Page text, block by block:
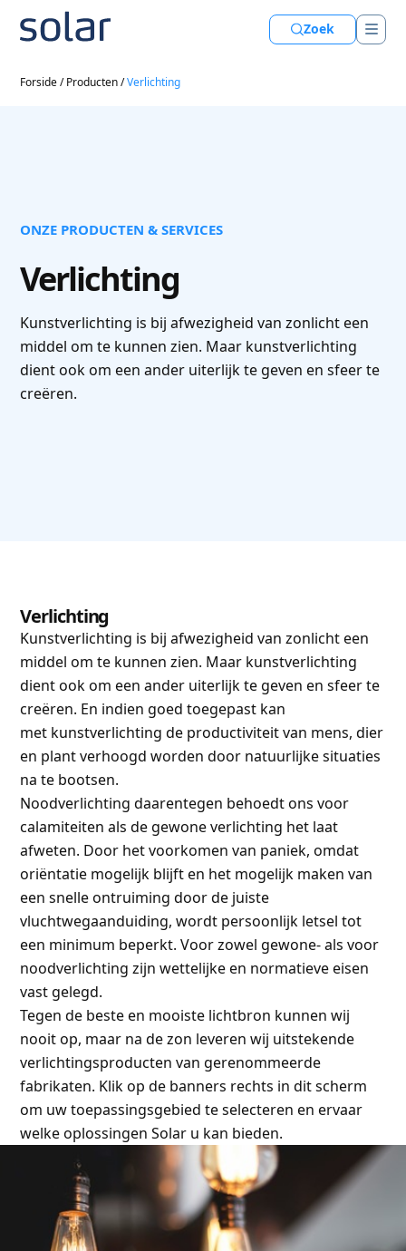
Zoek
Forside/Producten/Verlichting
ONZE PRODUCTEN & SERVICES
Verlichting
Kunstverlichting is bij afwezigheid van zonlicht een
middel om te kunnen zien. Maar kunstverlichting
dient ook om een ander uiterlijk te geven en sfeer te
creëren.
Verlichting
Kunstverlichting is bij afwezigheid van zonlicht een
middel om te kunnen zien. Maar kunstverlichting
dient ook om een ander uiterlijk te geven en sfeer te
creëren. En indien goed toegepast kan
met kunstverlichting de productiviteit van mens, dier
en plant verhoogd worden door natuurlijke situaties
na te bootsen.
Noodverlichting daarentegen behoedt ons voor
calamiteiten als de gewone verlichting het laat
afweten. Door het voorkomen van paniek, omdat
oriëntatie mogelijk blijft en het mogelijk maken van
een snelle ontruiming door de juiste
vluchtwegaanduiding, wordt persoonlijk letsel tot
een minimum beperkt. Voor zowel gewone- als voor
noodverlichting zijn wettelijke en normatieve eisen
vast gelegd.
Tegen de beste en mooiste lichtbron kunnen wij
nooit op, maar na de zon leveren wij uitstekende
verlichtingsproducten van gerenommeerde
fabrikaten. Klik op de banners rechts in dit scherm
om uw toepassingsgebied te selecteren en ervaar
welke oplossingen Solar u kan bieden.